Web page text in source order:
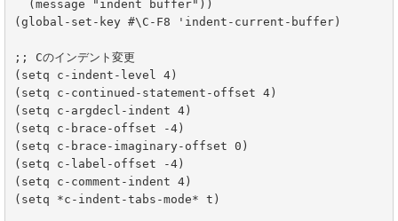
(global-set-key #\C-F8 'indent-current-buffer)
;; Cのインデント変更
(setq c-indent-level 4)
(setq c-continued-statement-offset 4)
(setq c-argdecl-indent 4)
(setq c-brace-offset -4)
(setq c-brace-imaginary-offset 0)
(setq c-label-offset -4)
(setq c-comment-indent 4)
(setq *c-indent-tabs-mode* t)